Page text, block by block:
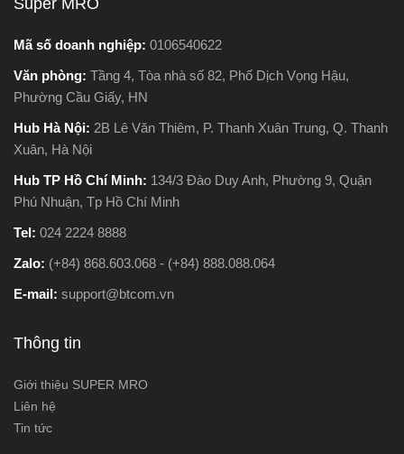
Super MRO
Mã số doanh nghiệp: 0106540622
Văn phòng: Tầng 4, Tòa nhà số 82, Phố Dịch Vọng Hậu,
Phường Cầu Giấy, HN
Hub Hà Nội: 2B Lê Văn Thiêm, P. Thanh Xuân Trung, Q. Thanh
Xuân, Hà Nội
Hub TP Hồ Chí Minh: 134/3 Đào Duy Anh, Phường 9, Quận
Phú Nhuận, Tp Hồ Chí Minh
Tel: 024 2224 8888
Zalo: (+84) 868.603.068 - (+84) 888.088.064
E-mail: support@btcom.vn
Thông tin
Giới thiệu SUPER MRO
Liên hệ
Tin tức